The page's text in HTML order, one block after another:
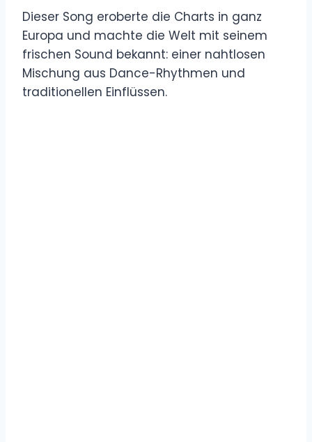
Dieser Song eroberte die Charts in ganz
Europa und machte die Welt mit seinem
frischen Sound bekannt: einer nahtlosen
Mischung aus Dance-Rhythmen und
traditionellen Einflüssen.